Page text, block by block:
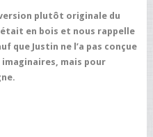
plutôt originale du
était en bois et nous rappelle
que Justin ne l’a pas conçue
mais pour